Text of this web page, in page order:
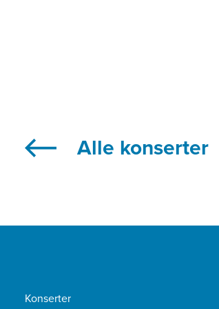
Alle konserter
Konserter